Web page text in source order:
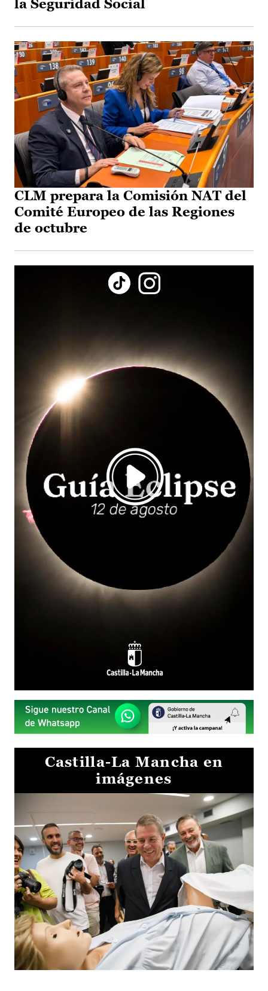
la Seguridad Social
CLM prepara la Comisión NAT del
Comité Europeo de las Regiones
de octubre
Castilla-La Mancha en
imágenes